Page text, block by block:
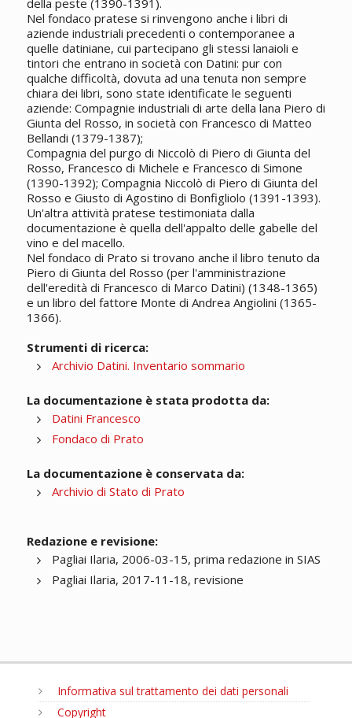
della peste (1390-1391).
Nel fondaco pratese si rinvengono anche i libri di
aziende industriali precedenti o contemporanee a
quelle datiniane, cui partecipano gli stessi lanaioli e
tintori che entrano in società con Datini: pur con
qualche difficoltà, dovuta ad una tenuta non sempre
chiara dei libri, sono state identificate le seguenti
aziende: Compagnie industriali di arte della lana Piero di
Giunta del Rosso, in società con Francesco di Matteo
Bellandi (1379-1387);
Compagnia del purgo di Niccolò di Piero di Giunta del
Rosso, Francesco di Michele e Francesco di Simone
(1390-1392); Compagnia Niccolò di Piero di Giunta del
Rosso e Giusto di Agostino di Bonfigliolo (1391-1393).
Un'altra attività pratese testimoniata dalla
documentazione è quella dell'appalto delle gabelle del
vino e del macello.
Nel fondaco di Prato si trovano anche il libro tenuto da
Piero di Giunta del Rosso (per l'amministrazione
dell'eredità di Francesco di Marco Datini) (1348-1365)
e un libro del fattore Monte di Andrea Angiolini (1365-
1366).
Strumenti di ricerca:
Archivio Datini. Inventario sommario
La documentazione è stata prodotta da:
Datini Francesco
Fondaco di Prato
La documentazione è conservata da:
Archivio di Stato di Prato
Redazione e revisione:
Pagliai Ilaria, 2006-03-15, prima redazione in SIAS
Pagliai Ilaria, 2017-11-18, revisione
Informativa sul trattamento dei dati personali
Copyright